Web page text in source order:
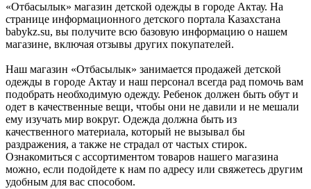
«Отбасылык» магазин детской одежды в городе Актау. На
странице информационного детского портала Казахстана
babykz.su, вы получите всю базовую информацию о нашем
магазине, включая отзывы других покупателей.
Наш магазин «Отбасылык» занимается продажей детской
одежды в городе Актау и наш персонал всегда рад помочь вам
подобрать необходимую одежду. Ребенок должен быть обут и
одет в качественные вещи, чтобы они не давили и не мешали
ему изучать мир вокруг. Одежда должна быть из
качественного материала, который не вызывал бы
раздражения, а также не страдал от частых стирок.
Ознакомиться с ассортиментом товаров нашего магазина
можно, если подойдете к нам по адресу или свяжетесь другим
удобным для вас способом.